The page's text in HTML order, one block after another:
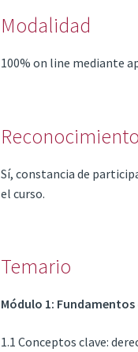
Modalidad
100% on line mediante
Reconocimiento
Sí, constancia de
el curso.
Temario
Módulo 1:
1.1 Conceptos clave: